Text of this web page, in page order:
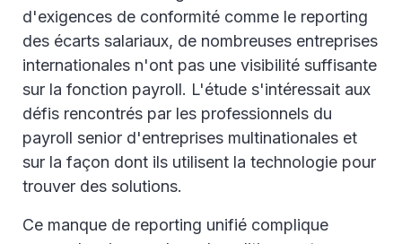
d'exigences de conformité comme le reporting
des écarts salariaux, de nombreuses entreprises
internationales n'ont pas une visibilité suffisante
sur la fonction payroll. L'étude s'intéressait aux
défis rencontrés par les professionnels du
payroll senior d'entreprises multinationales et
sur la façon dont ils utilisent la technologie pour
trouver des solutions.
Ce manque de reporting unifié complique